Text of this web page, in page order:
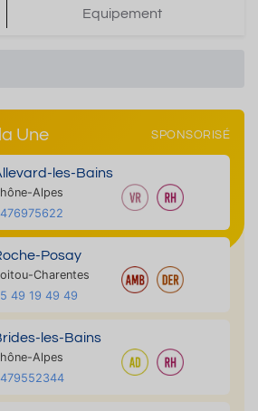
Equipement
Une SPONSORISÉ
les-Bains
Alpes
Posay
Charentes
49 19 49 49
les-Bains
Alpes